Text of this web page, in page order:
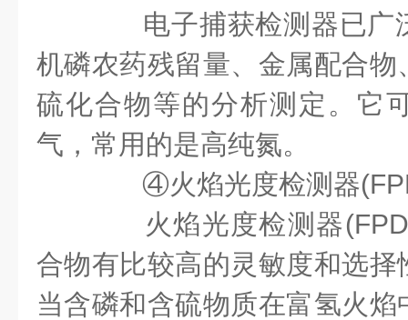
电子捕获检测器已广
机磷农药残留量、金属配合
硫化合物等的分析测定。它
气，常用的是高纯氮。
④火焰光度检测器
火焰光度检测器
合物有比较高的灵敏度和选
当含磷和含硫物质在富氢火